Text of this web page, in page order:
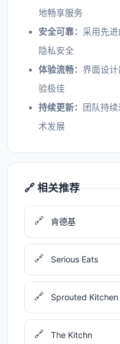
地畅享服务
安全可靠： 采用先
隐私安全
体验流畅： 界面设
验极佳
持续更新：
团队持
术发展
🔗 相关推荐
🔗 肯德基
🔗 Serious Eats
🔗 Sprouted Kitchen
🔗 The Kitchn